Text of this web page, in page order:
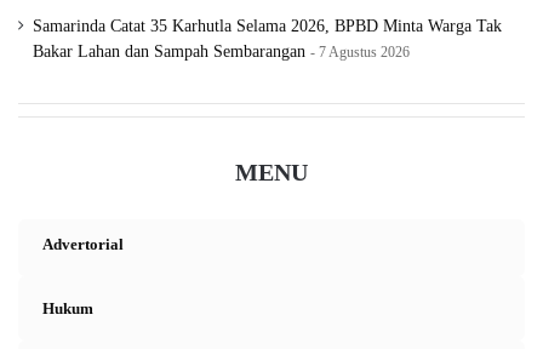
Samarinda Catat 35 Karhutla Selama 2026, BPBD Minta Warga Tak
Bakar Lahan dan Sampah Sembarangan
7 Agustus 2026
MENU
Advertorial
Hukum